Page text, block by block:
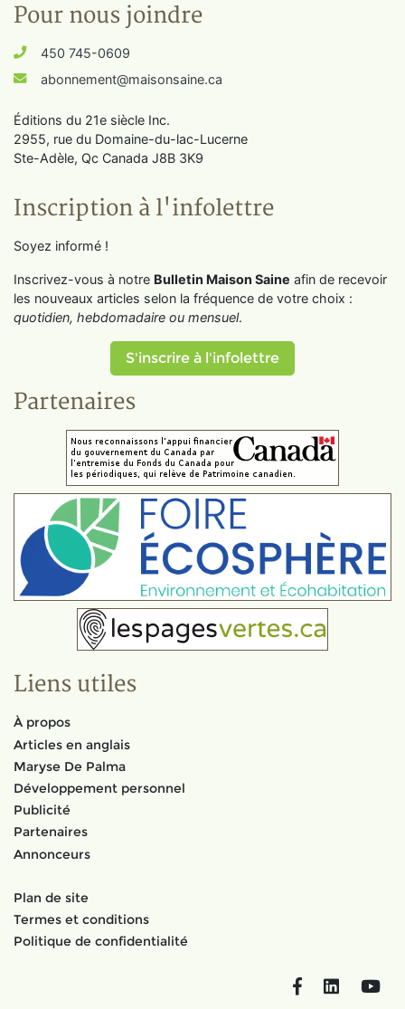
Pour nous joindre
450 745-0609
abonnement@maisonsaine.ca
Éditions du 21e siècle Inc.
2955, rue du Domaine-du-lac-Lucerne
Ste-Adèle, Qc Canada J8B 3K9
Inscription à l'infolettre
Soyez informé !
Inscrivez-vous à notre Bulletin Maison Saine afin de recevoir
les nouveaux articles selon la fréquence de votre choix :
quotidien, hebdomadaire ou mensuel.
S'inscrire à l'infolettre
Partenaires
Liens utiles
À propos
Articles en anglais
Maryse De Palma
Développement personnel
Publicité
Partenaires
Annonceurs
Plan de site
Termes et conditions
Politique de confidentialité
FacebookLinkedIn